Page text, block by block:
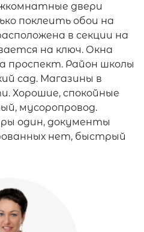
двери
поклеить обои на
в секции на
на ключ. Окна
проспект. Район школы
сад. Магазины в
Хорошие, спокойные
мусоропровод.
один, документы
нет, быстрый